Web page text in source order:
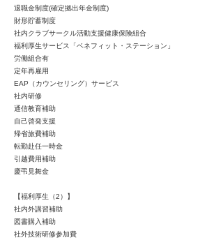
退職金制度(確定拠出年金制度)
財形貯蓄制度
社内クラブサークル活動支援健康保険組合
福利厚生サービス「ベネフィット・ステーション」
労働組合有
定年再雇用
EAP（カウンセリング）サービス
社内研修
通信教育補助
自己啓発支援
帰省旅費補助
転勤赴任一時金
引越費用補助
慶弔見舞金
【福利厚生（2）】
社内外講習補助
図書購入補助
社外技術研修参加費